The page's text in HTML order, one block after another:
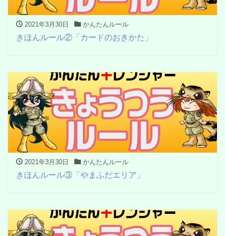
2021年3月30日 かんたんルール
きほんルール②「カードのおきかた」
2021年3月30日 かんたんルール
きほんルール③「やまふだエリア」